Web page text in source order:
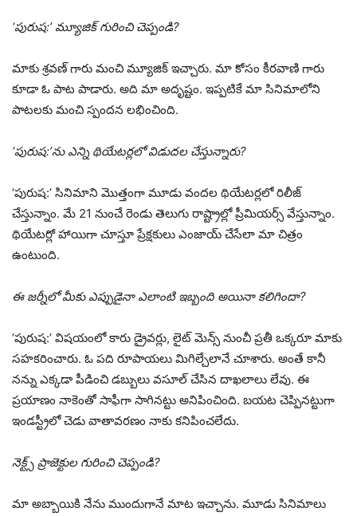
‘పురుష:’ మ్యూజిక్ గురించి చెప్పండి?
మాకు శ్రవణ్ గారు మంచి మ్యూజిక్ ఇచ్చారు. మా కోసం కీరవాణి గారు
కూడా ఓ పాట పాడారు. అది మా అదృష్టం. ఇప్పటికే మా సినిమాలోని
పాటలకు మంచి స్పందన లభించింది.
‘పురుష:’ను ఎన్ని థియేటర్లలో విడుదల చేస్తున్నారు?
‘పురుష:’ సినిమాని మొత్తంగా మూడు వందల థియేటర్లలో రిలీజ్
చేస్తున్నాం. మే 21 నుంచే రెండు తెలుగు రాష్ట్రాల్లో ప్రీమియర్స్ వేస్తున్నాం.
థియేటర్లో హాయిగా చూస్తూ ప్రేక్షకులు ఎంజాయ్ చేసేలా మా చిత్రం
ఉంటుంది.
ఈ జర్నీలో మీకు ఎప్పుడైనా ఎలాంటి ఇబ్బంది అయినా కలిగిందా?
‘పురుష:’ విషయంలో కారు డ్రైవర్లు, లైట్ మెన్స్ నుంచీ ప్రతీ ఒక్కరూ మాకు
సహకరించారు. ఓ పది రూపాయలు మిగిల్చేలానే చూశారు. అంతే కానీ
నన్ను ఎక్కడా పీడించి డబ్బులు వసూల్ చేసిన దాఖలాలు లేవు. ఈ
ప్రయాణం నాకెంతో సాఫీగా సాగినట్టు అనిపించింది. బయట చెప్పినట్టుగా
ఇండస్ట్రీలో చెడు వాతావరణం నాకు కనిపించలేదు.
నెక్ట్స్ ప్రాజెక్టుల గురించి చెప్పండి?
మా అబ్బాయికి నేను ముందుగానే మాట ఇచ్చాను. మూడు సినిమాలు